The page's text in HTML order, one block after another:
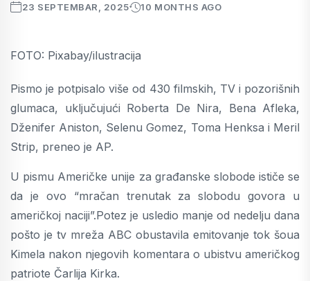
23 SEPTEMBAR, 2025 10 MONTHS AGO
FOTO: Pixabay/ilustracija
Pismo je potpisalo više od 430 filmskih, TV i pozorišnih
glumaca, uključujući Roberta De Nira, Bena Afleka,
Dženifer Aniston, Selenu Gomez, Toma Henksa i Meril
Strip, preneo je AP.
U pismu Američke unije za građanske slobode ističe se
da je ovo “mračan trenutak za slobodu govora u
američkoj naciji”.Potez je usledio manje od nedelju dana
pošto je tv mreža ABC obustavila emitovanje tok šoua
Kimela nakon njegovih komentara o ubistvu američkog
patriote Čarlija Kirka.